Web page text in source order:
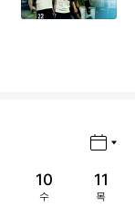
10
수
11
목